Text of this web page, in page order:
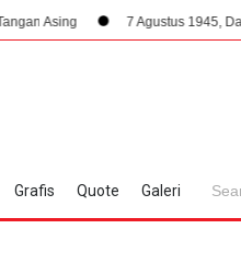
7 Agustus 1945, Dampak
Grafis Quote Galeri